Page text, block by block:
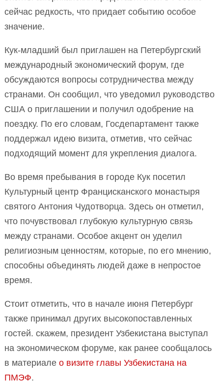
сейчас редкость, что придает событию особое
значение.
Кук-младший был приглашен на Петербургский
международный экономический форум, где
обсуждаются вопросы сотрудничества между
странами. Он сообщил, что уведомил руководство
США о приглашении и получил одобрение на
поездку. По его словам, Госдепартамент также
поддержал идею визита, отметив, что сейчас
подходящий момент для укрепления диалога.
Во время пребывания в городе Кук посетил
Культурный центр Францисканского монастыря
святого Антония Чудотворца. Здесь он отметил,
что почувствовал глубокую культурную связь
между странами. Особое акцент он уделил
религиозным ценностям, которые, по его мнению,
способны объединять людей даже в непростое
время.
Стоит отметить, что в начале июня Петербург
также принимал других высокопоставленных
гостей. скажем, президент Узбекистана выступал
на экономическом форуме, как ранее сообщалось
в материале о визите главы Узбекистана на
ПМЭФ.